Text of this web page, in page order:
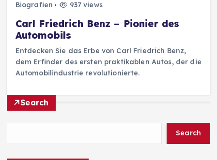
Biografien 937 views
Carl Friedrich Benz – Pionier des
Automobils
Entdecken Sie das Erbe von Carl Friedrich Benz,
dem Erfinder des ersten praktikablen Autos, der die
Automobilindustrie revolutionierte.
Search
Search